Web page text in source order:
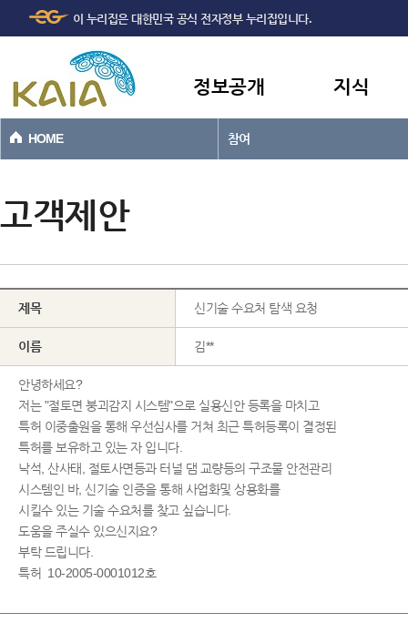
본문바로가기
이 누리집은 대한민국 공식 전자정부 누리집입니다.
정보공개 지식
HOME 참여
고객제안
제목 신기술 수요처 탐색 요청
이름 김**
안녕하세요?
저는 "절토면 붕괴감지 시스템"으로 실용신안 등록을 마치고
특허 이중출원을 통해 우선심사를 거쳐 최근 특허등록이 결정된
특허를 보유하고 있는 자 입니다.
낙석, 산사태, 절토사면등과 터널 댐 교량등의 구조물 안전관리
시스템인 바, 신기술 인증을 통해 사업화및 상용화를
시킬수 있는 기술 수요처를 찾고 싶습니다.
도움을 주실수 있으신지요?
부탁 드립니다.
특허 10-2005-0001012호